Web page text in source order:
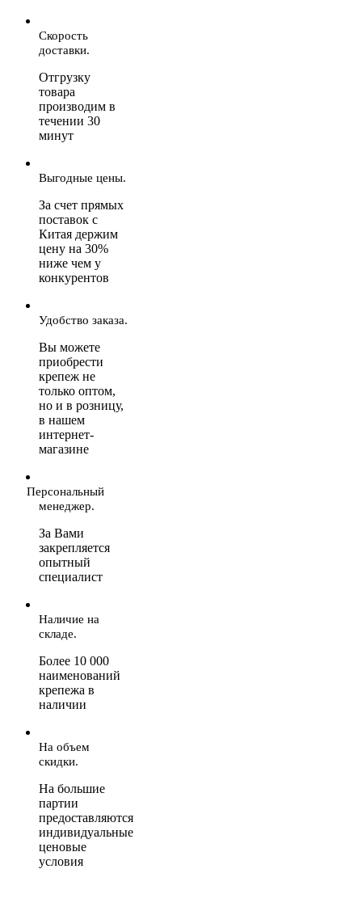
Скорость
доставки.
Отгрузку
товара
производим в
течении 30
минут
Выгодные цены.
За счет прямых
поставок с
Китая держим
цену на 30%
ниже чем у
конкурентов
Удобство заказа.
Вы можете
приобрести
крепеж не
только оптом,
но и в розницу,
в нашем
интернет-
магазине
Персональный
менеджер.
За Вами
закрепляется
опытный
специалист
Наличие на
складе.
Более 10 000
наименований
крепежа в
наличии
На объем
скидки.
На большие
партии
предоставляются
индивидуальные
ценовые
условия